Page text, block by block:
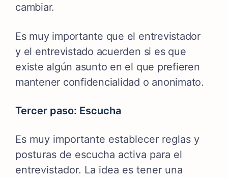
cambiar.
Es muy importante que el entrevistador
y el entrevistado acuerden si es que
existe algún asunto en el que prefieren
mantener confidencialidad o anonimato.
Tercer paso: Escucha
Es muy importante establecer reglas y
posturas de escucha activa para el
entrevistador. La idea es tener una